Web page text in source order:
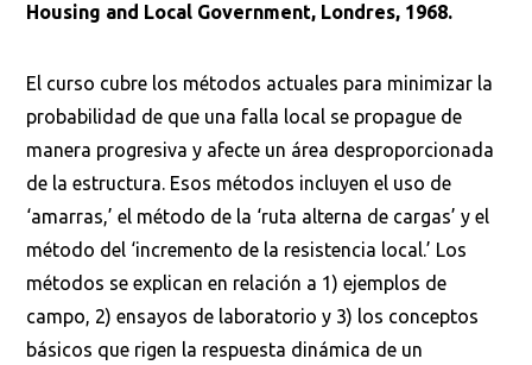
Housing and Local Government, Londres, 1968.
El curso cubre los métodos actuales para minimizar la
probabilidad de que una falla local se propague de
manera progresiva y afecte un área desproporcionada
de la estructura. Esos métodos incluyen el uso de
‘amarras,’ el método de la ‘ruta alterna de cargas’ y el
método del ‘incremento de la resistencia local.’ Los
métodos se explican en relación a 1) ejemplos de
campo, 2) ensayos de laboratorio y 3) los conceptos
básicos que rigen la respuesta dinámica de un